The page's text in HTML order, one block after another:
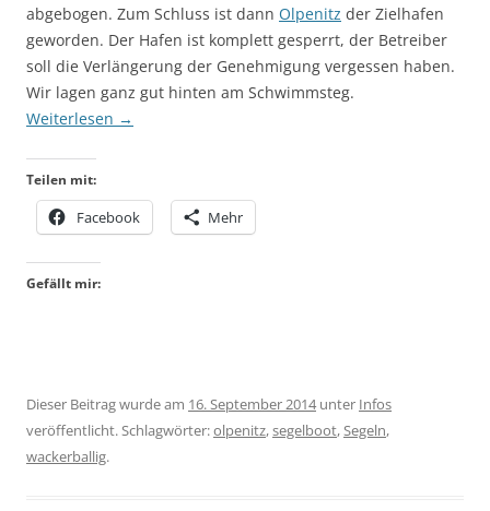
abgebogen. Zum Schluss ist dann Olpenitz der Zielhafen
geworden. Der Hafen ist komplett gesperrt, der Betreiber
soll die Verlängerung der Genehmigung vergessen haben.
Wir lagen ganz gut hinten am Schwimmsteg.
Weiterlesen →
Teilen mit:
Facebook Mehr
Gefällt mir:
Dieser Beitrag wurde am 16. September 2014unter Infos
veröffentlicht. Schlagwörter:olpenitz,segelboot,Segeln,
wackerballig.